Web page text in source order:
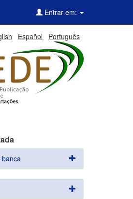
Entrar em:
Español Português